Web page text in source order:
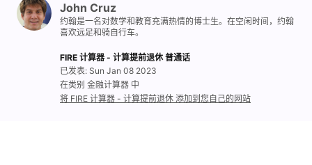
John Cruz
约翰是一名对数学和教育充满热情的博士生。在空闲时间，约翰
喜欢远足和骑自行车。
FIRE 计算器 - 计算提前退休 普通话
已发表: Sun Jan 08 2023
在类别 金融计算器 中
将 FIRE 计算器 - 计算提前退休 添加到您自己的网站